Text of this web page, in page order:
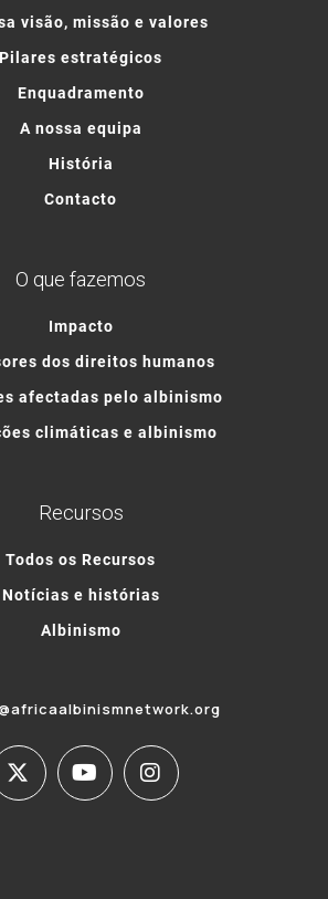
visão, missão e valores
Pilares estratégicos
Enquadramento
A nossa equipa
História
Contacto
O que fazemos
Impacto
dos direitos humanos
afectadas pelo albinismo
climáticas e albinismo
Recursos
Todos os Recursos
Notícias e histórias
Albinismo